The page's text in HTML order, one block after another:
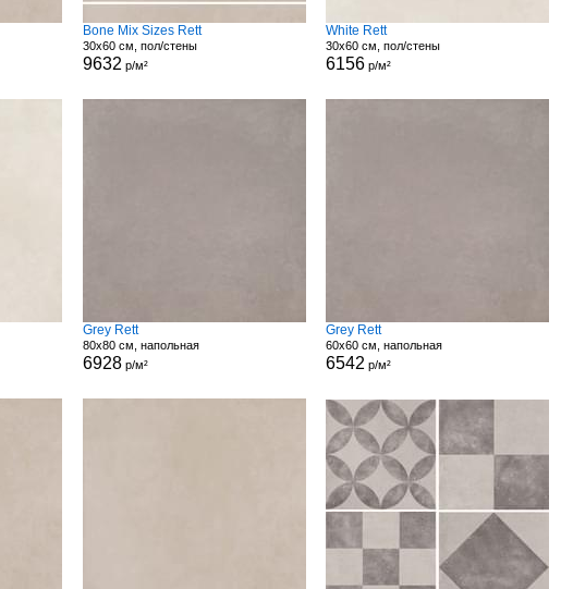
Bone Mix Sizes Rett
30x60 см, пол/стены
9632 р/м²
White Rett
30x60 см, пол/стены
6156 р/м²
Grey Rett
80x80 см, напольная
6928р/м²
Grey Rett
60x60 см, напольная
6542 р/м²